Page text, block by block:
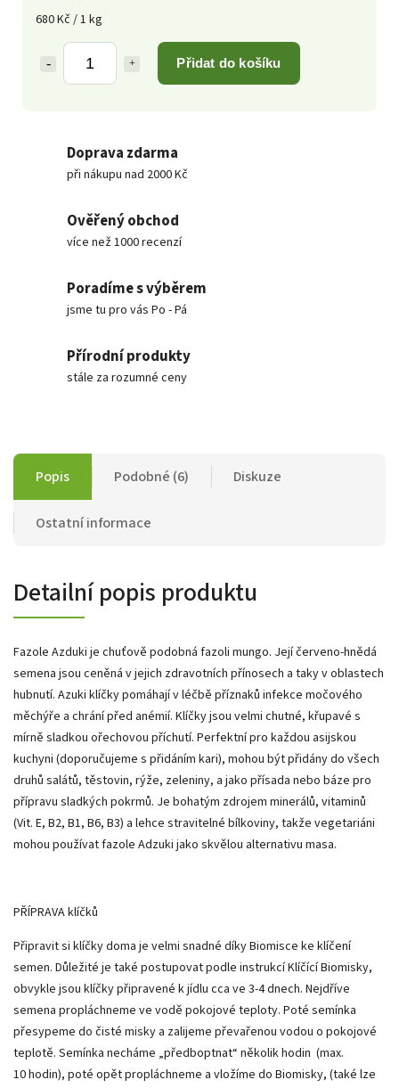
680 Kč / 1 kg
Přidat do košíku
Doprava zdarma
při nákupu nad 2000 Kč
Ověřený obchod
více než 1000 recenzí
Poradíme s výběrem
jsme tu pro vás Po - Pá
Přírodní produkty
stále za rozumné ceny
Popis Podobné (6) Diskuze
Ostatní informace
Detailní popis produktu
Fazole Azduki je chuťově podobná fazoli mungo. Její červeno-hnědá
semena jsou ceněná v jejich zdravotních přínosech a taky v oblastech
hubnutí. Azuki klíčky pomáhají v léčbě příznaků infekce močového
měchýře a chrání před anémií. Klíčky jsou velmi chutné, křupavé s
mírně sladkou ořechovou příchutí. Perfektní pro každou asijskou
kuchyni (doporučujeme s přidáním kari), mohou být přidány do všech
druhů salátů, těstovin, rýže, zeleniny, a jako přísada nebo báze pro
přípravu sladkých pokrmů. Je bohatým zdrojem minerálů, vitaminů
(Vit. E, B2, B1, B6, B3) a lehce stravitelné bílkoviny, takže vegetariáni
mohou používat fazole Adzuki jako skvělou alternativu masa.
PŘÍPRAVA klíčků
Připravit si klíčky doma je velmi snadné díky Biomisce ke klíčení
semen. Důležité je také postupovat podle instrukcí Klíčící Biomisky,
obvykle jsou klíčky připravené k jídlu cca ve 3-4 dnech. Nejdříve
semena propláchneme ve vodě pokojové teploty. Poté semínka
přesypeme do čisté misky a zalijeme převařenou vodou o pokojové
teplotě. Semínka necháme „předboptnat“ několik hodin (max.
10 hodin), poté opět propláchneme a vložíme do Biomisky, (také lze